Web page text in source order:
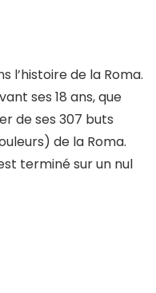
l’histoire de la Roma.
ses 18 ans, que
de ses 307 buts
de la Roma.
terminé sur un nul